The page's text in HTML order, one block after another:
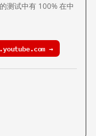
测试中有 100% 在中
→